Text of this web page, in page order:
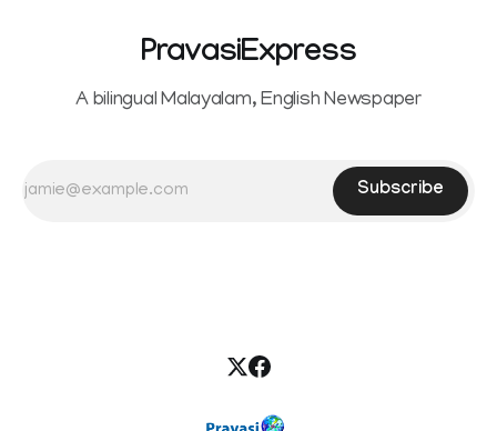
PravasiExpress
A bilingual Malayalam, English Newspaper
Subscribe